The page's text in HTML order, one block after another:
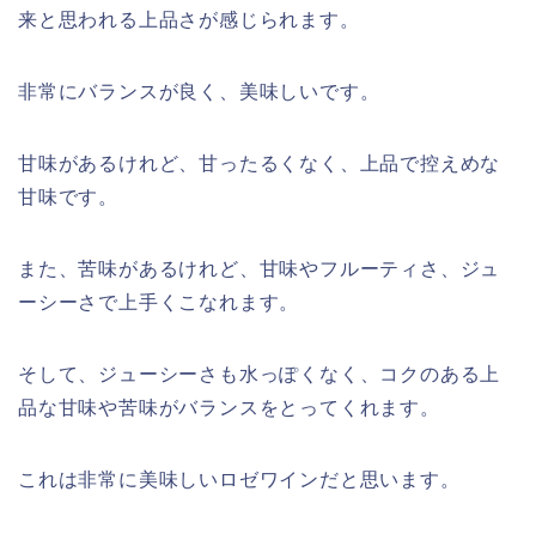
来と思われる上品さが感じられます。
非常にバランスが良く、美味しいです。
甘味があるけれど、甘ったるくなく、上品で控えめな
甘味です。
また、苦味があるけれど、甘味やフルーティさ、ジュ
ーシーさで上手くこなれます。
そして、ジューシーさも水っぽくなく、コクのある上
品な甘味や苦味がバランスをとってくれます。
これは非常に美味しいロゼワインだと思います。